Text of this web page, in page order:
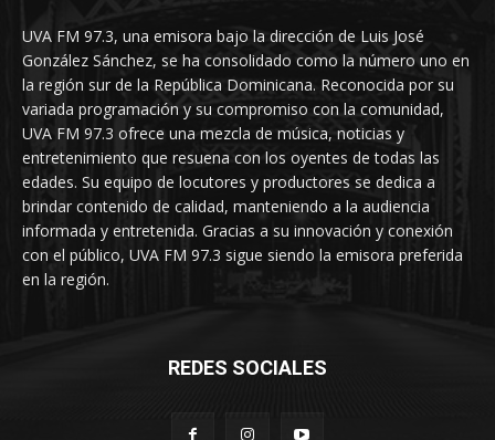
UVA FM 97.3, una emisora bajo la dirección de Luis José
González Sánchez, se ha consolidado como la número uno en
la región sur de la República Dominicana. Reconocida por su
variada programación y su compromiso con la comunidad,
UVA FM 97.3 ofrece una mezcla de música, noticias y
entretenimiento que resuena con los oyentes de todas las
edades. Su equipo de locutores y productores se dedica a
brindar contenido de calidad, manteniendo a la audiencia
informada y entretenida. Gracias a su innovación y conexión
con el público, UVA FM 97.3 sigue siendo la emisora preferida
en la región.
REDES SOCIALES